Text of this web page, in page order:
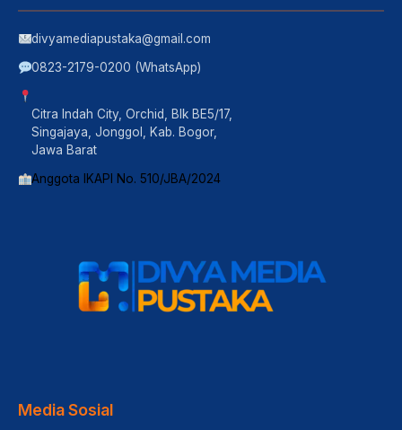
divyamediapustaka@gmail.com
0823-2179-0200 (WhatsApp)
Citra Indah City, Orchid, Blk BE5/17,
Singajaya, Jonggol, Kab. Bogor,
Jawa Barat
Anggota IKAPI No. 510/JBA/2024
Media Sosial